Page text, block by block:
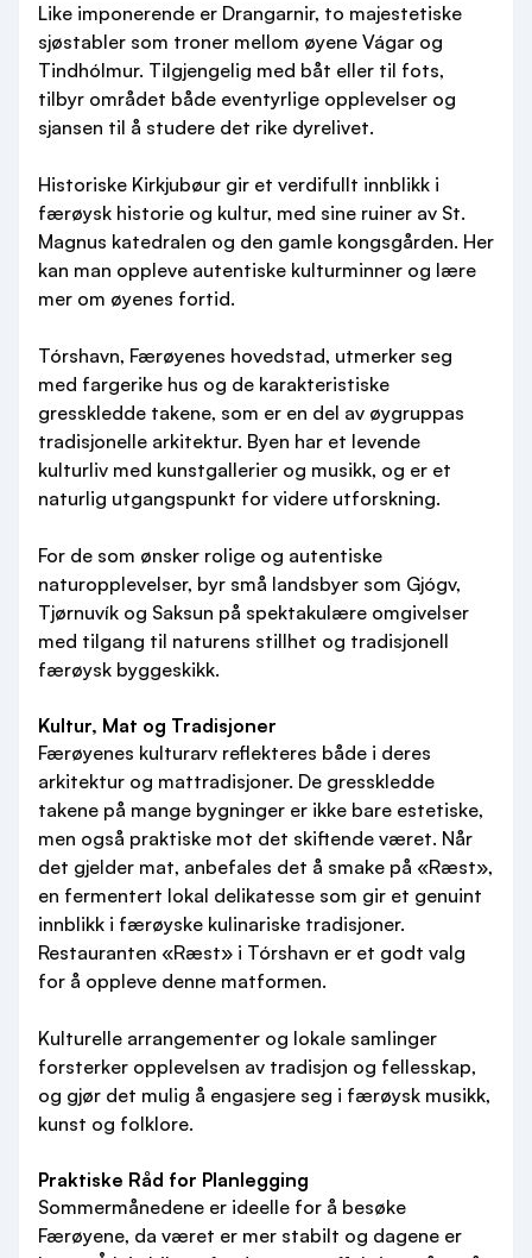
Like imponerende er Drangarnir, to majestetiske
sjøstabler som troner mellom øyene Vágar og
Tindhólmur. Tilgjengelig med båt eller til fots,
tilbyr området både eventyrlige opplevelser og
sjansen til å studere det rike dyrelivet.
Historiske Kirkjubøur gir et verdifullt innblikk i
færøysk historie og kultur, med sine ruiner av St.
Magnus katedralen og den gamle kongsgården. Her
kan man oppleve autentiske kulturminner og lære
mer om øyenes fortid.
Tórshavn, Færøyenes hovedstad, utmerker seg
med fargerike hus og de karakteristiske
gresskledde takene, som er en del av øygruppas
tradisjonelle arkitektur. Byen har et levende
kulturliv med kunstgallerier og musikk, og er et
naturlig utgangspunkt for videre utforskning.
For de som ønsker rolige og autentiske
naturopplevelser, byr små landsbyer som Gjógv,
Tjørnuvík og Saksun på spektakulære omgivelser
med tilgang til naturens stillhet og tradisjonell
færøysk byggeskikk.
Kultur, Mat og Tradisjoner
Færøyenes kulturarv reflekteres både i deres
arkitektur og mattradisjoner. De gresskledde
takene på mange bygninger er ikke bare estetiske,
men også praktiske mot det skiftende været. Når
det gjelder mat, anbefales det å smake på «Ræst»,
en fermentert lokal delikatesse som gir et genuint
innblikk i færøyske kulinariske tradisjoner.
Restauranten «Ræst» i Tórshavn er et godt valg
for å oppleve denne matformen.
Kulturelle arrangementer og lokale samlinger
forsterker opplevelsen av tradisjon og fellesskap,
og gjør det mulig å engasjere seg i færøysk musikk,
kunst og folklore.
Praktiske Råd for Planlegging
Sommermånedene er ideelle for å besøke
Færøyene, da været er mer stabilt og dagene er